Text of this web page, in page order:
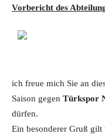
Vorbericht des
ich freue mich Sie an
Saison gegen Türkspor
dürfen.
Ein besonderer Gruß gilt